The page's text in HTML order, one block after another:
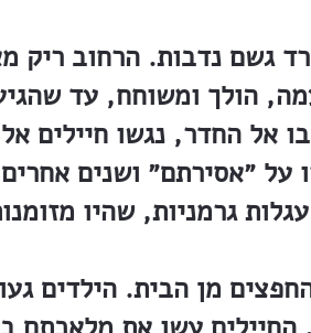
גשם נדבות. הרחוב ריק
הולך ומשוחח, עד
אל החדר, נגשו חיילים
על ״אסירתם״ ושנים
מן הבית. הילדים